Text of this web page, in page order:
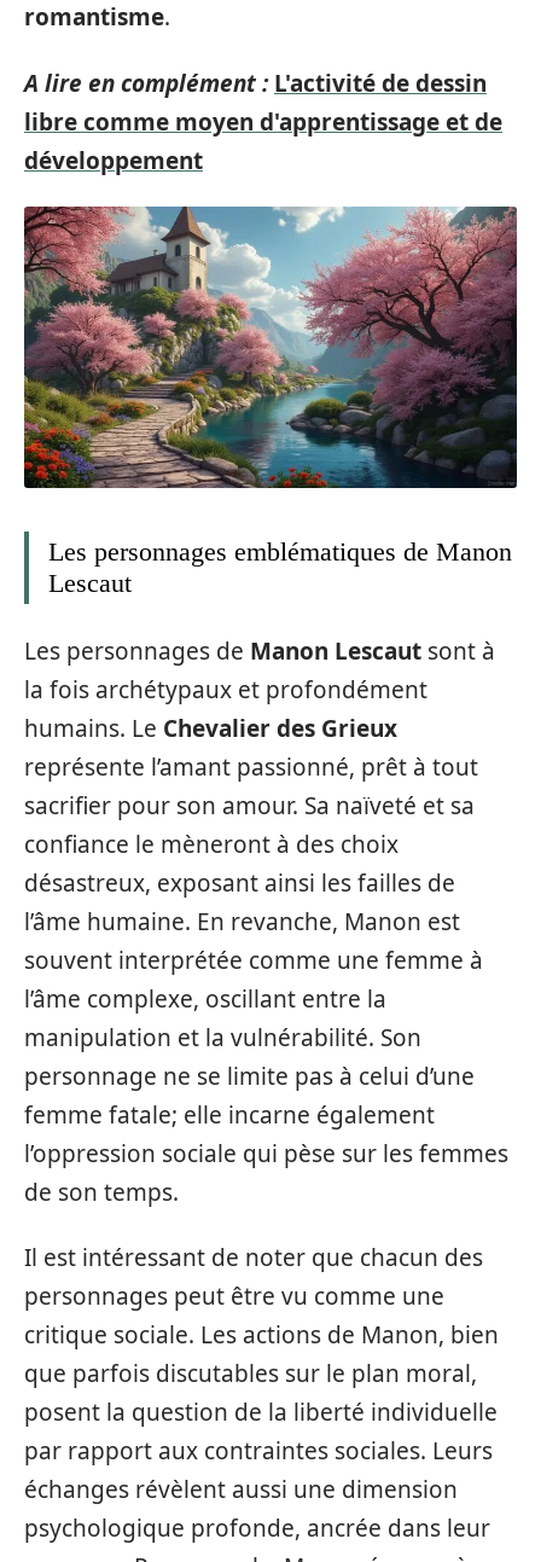
romantisme.
A lire en complément : L'activité de dessin
libre comme moyen d'apprentissage et de
développement
Les personnages emblématiques de Manon
Lescaut
Les personnages de Manon Lescaut sont à
la fois archétypaux et profondément
humains. Le Chevalier des Grieux
représente l’amant passionné, prêt à tout
sacrifier pour son amour. Sa naïveté et sa
confiance le mèneront à des choix
désastreux, exposant ainsi les failles de
l’âme humaine. En revanche, Manon est
souvent interprétée comme une femme à
l’âme complexe, oscillant entre la
manipulation et la vulnérabilité. Son
personnage ne se limite pas à celui d’une
femme fatale; elle incarne également
l’oppression sociale qui pèse sur les femmes
de son temps.
Il est intéressant de noter que chacun des
personnages peut être vu comme une
critique sociale. Les actions de Manon, bien
que parfois discutables sur le plan moral,
posent la question de la liberté individuelle
par rapport aux contraintes sociales. Leurs
échanges révèlent aussi une dimension
psychologique profonde, ancrée dans leur